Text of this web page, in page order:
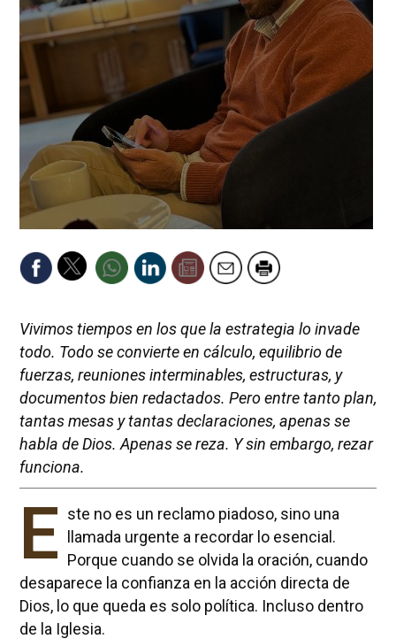
Vivimos tiempos en los que la estrategia lo invade
todo. Todo se convierte en cálculo, equilibrio de
fuerzas, reuniones interminables, estructuras, y
documentos bien redactados. Pero entre tanto plan,
tantas mesas y tantas declaraciones, apenas se
habla de Dios. Apenas se reza. Y sin embargo, rezar
funciona.
E ste no es un reclamo piadoso, sino una
llamada urgente a recordar lo esencial.
Porque cuando se olvida la oración, cuando
desaparece la confianza en la acción directa de
Dios, lo que queda es solo política. Incluso dentro
de la Iglesia.